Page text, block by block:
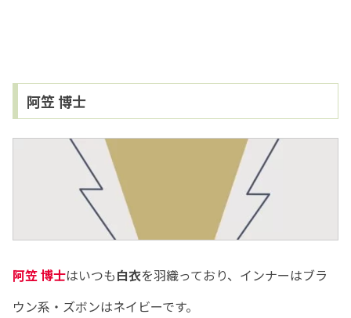
阿笠 博士
阿笠 博士はいつも白衣を羽織っており、インナーはブラ
ウン系・ズボンはネイビーです。